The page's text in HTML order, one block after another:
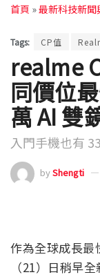
首頁 »最新科技新聞
Tags: CP值
realme
同價位
萬 AI 雙
入門手機也有
byShengti
作為全球成長
（21）日稍早